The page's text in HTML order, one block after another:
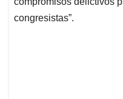
congresistas”.